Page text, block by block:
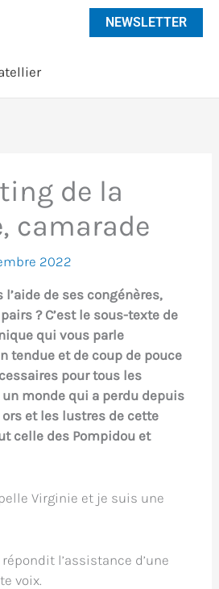
NEWSLETTER
de la
camarade
2022
l’aide de ses congénères,
? C’est le sous-texte de
qui vous parle
tendue et de coup de pouce
pour tous les
monde qui a perdu depuis
et les lustres de cette
celle des Pompidou et
Virginie et je suis une
l’assistance d’une
voix.